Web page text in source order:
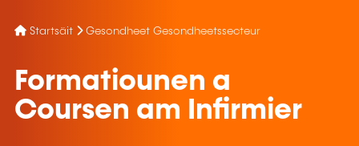
Startsäit Gesondheet Gesondheetssecteur
Formatiounen a
Coursen am Infirmier